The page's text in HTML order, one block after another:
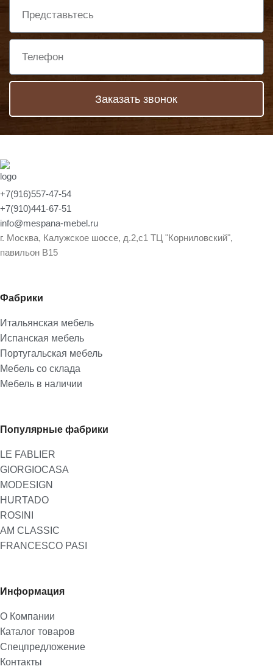
Заказать звонок
+7(916)557-47-54
+7(910)441-67-51
info@mespana-mebel.ru
г. Москва, Калужское шоссе, д.2,с1 ТЦ "Корниловский",
павильон В15
Фабрики
Итальянская мебель
Испанская мебель
Португальская мебель
Мебель со склада
Мебель в наличии
Популярные фабрики
LE FABLIER
GIORGIOCASA
MODESIGN
HURTADO
ROSINI
AM CLASSIC
FRANCESCO PASI
Информация
О Компании
Каталог товаров
Спецпредложение
Контакты